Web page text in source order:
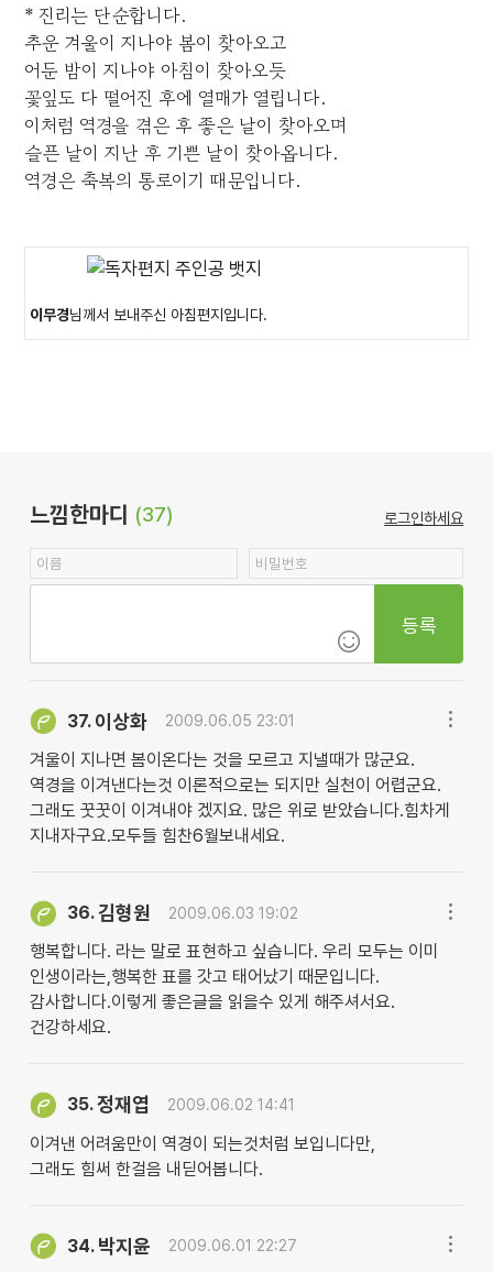
* 진리는 단순합니다.
추운 겨울이 지나야 봄이 찾아오고
어둔 밤이 지나야 아침이 찾아오듯
꽃잎도 다 떨어진 후에 열매가 열립니다.
이처럼 역경을 겪은 후 좋은 날이 찾아오며
슬픈 날이 지난 후 기쁜 날이 찾아옵니다.
역경은 축복의 통로이기 때문입니다.
이무경님께서 보내주신 아침편지입니다.
느낌한마디 (37) 로그인하세요
등록
37. 이상화 2009.06.05 23:01
겨울이 지나면 봄이온다는 것을 모르고 지낼때가 많군요.
역경을 이겨낸다는것 이론적으로는 되지만 실천이 어렵군요.
그래도 꿋꿋이 이겨내야 겠지요. 많은 위로 받았습니다.힘차게
지내자구요.모두들 힘찬6월보내세요.
36.김형원 2009.06.03 19:02
행복합니다. 라는 말로 표현하고 싶습니다. 우리 모두는 이미
인생이라는,행복한 표를 갓고 태어났기 때문입니다.
감사합니다.이렇게 좋은글을 읽을수 있게 해주셔서요.
건강하세요.
35.정재엽 2009.06.02 14:41
이겨낸 어려움만이 역경이 되는것처럼 보입니다만,
그래도 힘써 한걸음 내딛어봅니다.
34. 박지윤 2009.06.01 22:27